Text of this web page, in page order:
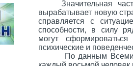
Значительная
вырабатывает новую
справляется с
способности, в силу
могут
психические и
По данным